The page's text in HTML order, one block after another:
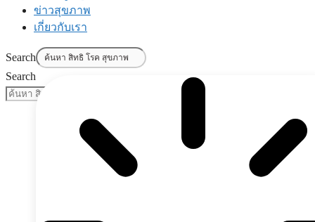
ข่าวสุขภาพ
เกี่ยวกับเรา
Search
Search